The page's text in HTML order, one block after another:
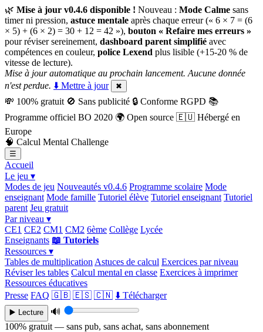
🌿 Mise à jour v0.4.6 disponible ! Nouveau : Mode Calme sans
timer ni pression, astuce mentale après chaque erreur (« 6 × 7 = (6
× 5) + (6 × 2) = 30 + 12 = 42 »), bouton « Refaire mes erreurs »
pour réviser sereinement, dashboard parent simplifié avec
compétences en couleur, police Lexend plus lisible (+15-20 % de
vitesse de lecture).
Mise à jour automatique au prochain lancement. Aucune donnée
n'est perdue. ⬇️ Mettre à jour ✖
💸 100% gratuit 🚫 Sans publicité 🔒 Conforme RGPD 📚
Programme officiel BO 2020 🌍 Open source 🇪🇺 Hébergé en
Europe
🧠 Calcul Mental Challenge
☰
Accueil
Le jeu ▾
Modes de jeu Nouveautés v0.4.6 Programme scolaire Mode
enseignant Mode famille Tutoriel élève Tutoriel enseignant Tutoriel
parent Jeu gratuit
Par niveau ▾
CE1 CE2 CM1 CM2 6ème Collège Lycée
Enseignants 📖 Tutoriels
Ressources ▾
Tables de multiplication Astuces de calcul Exercices par niveau
Réviser les tables Calcul mental en classe Exercices à imprimer
Ressources éducatives
Presse FAQ 🇬🇧 🇪🇸 🇨🇳 ⬇️ Télécharger
▶️ Lecture
🔊
100% gratuit — sans pub, sans achat, sans abonnement